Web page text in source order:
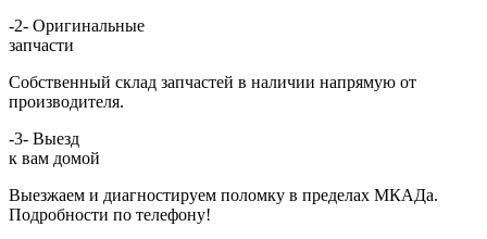
-2- Оригинальные
запчасти
Собственный склад запчастей в наличии напрямую от
производителя.
-3- Выезд
к вам домой
Выезжаем и диагностируем поломку в пределах МКАДа.
Подробности по телефону!